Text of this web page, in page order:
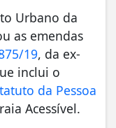
Urbano da
as emendas
19, da ex-
inclui o
da Pessoa
Acessível.